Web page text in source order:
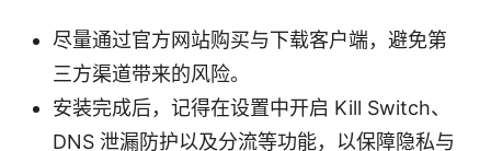
尽量通过官方网站购买与下载客户端，避免第
三方渠道带来的风险。
安装完成后，记得在设置中开启 Kill Switch、
DNS 泄漏防护以及分流等功能，以保障隐私与